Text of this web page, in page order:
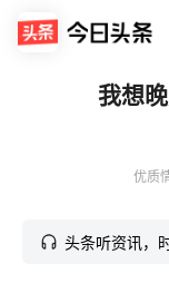
我想
优质
头条听资讯，